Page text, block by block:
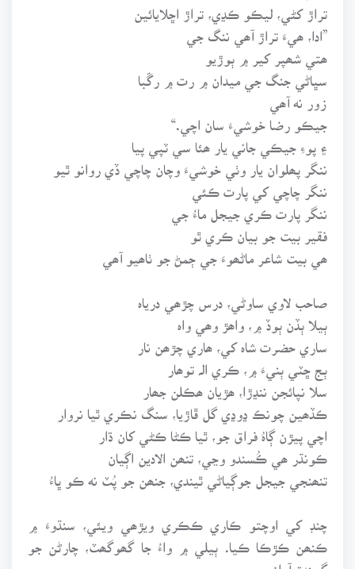
تراڙ کڻي، ليڪو ڪڍي، تراڙ اڇلايائين
”ادا، ھيءَ تراڙ آھي ننگ جي
ھتي شھپر کير ۾ ٻوڙيو
سڀاڻي جنگ جي ميدان ۾ رت ۾ رڱبا
زور نه آھي
جيڪو رضا خوشيءَ سان اچي.“
۽ پوءِ جيڪي جاني يار ھئا سي ٽپي پيا
ننگر پھلوان يار وٺي خوشيءَ وچان چاچي ڏي روانو ٿيو
ننگر چاچي کي پارت ڪئي
ننگر پارت ڪري جيجل ماءُ جي
فقير بيت جو بيان ڪري ٿو
ھي بيت شاعر ماڻھوءَ جي ڄمڻ جو ٺاھيو آھي
صاحب لاوي ساوڻي، درس چڙھي درياہ
ٻيلا ٻڏن ٻوڏ ۾، واھڙ وھي واہ
ساري حضرت شاہ کي، ھاري چڙھن نار
ٻج ڇٽي ٻنيءَ ۾، ڪري الہ توھار
سلا نپائجن ننڍڙا، ھڙيان ھڪلن جھار
ڪڏھين چونڪ ڍوڍي گل ڦاڙيا، سنگ نڪري ٿيا نروار
اچي پيڙن ڳاہُ فراق جو، ٿيا ڪڻا ڪڻي کان ڌار
ڪونڌر ھي ڪُسندو وڃي، تنھن الادين اڳيان
تنھنجي جيجل جوڳياڻي ٿيندي، جنھن جو پُٽ نه ڪو ڀاءُ
چنڊ کي اوچتو ڪاري ڪڪري ويڙھي ويئي، سنڌوءَ ۾
ڪنھن ڪڙڪا ڪيا. ٻيلي ۾ واءُ جا گھوگھٽ، چارڻن جو
گجندڙ آواز.